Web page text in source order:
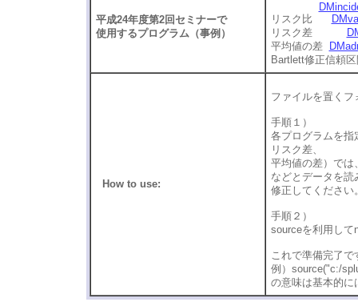
平成24年度第2回セミナーで
使用するプログラム（事例）
リスク比
リスク差
平均値の差
Bartlett修正信頼
How to use:
ファイルを置く
手順１）
各プログラムを指
リスク差、
平均値の差）で
などとデータを
修正してください
手順２）
sourceを利用し
これで準備完了
例）source("c:/
の意味は基本的に